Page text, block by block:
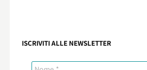
ISCRIVITI ALLE NEWSLETTER